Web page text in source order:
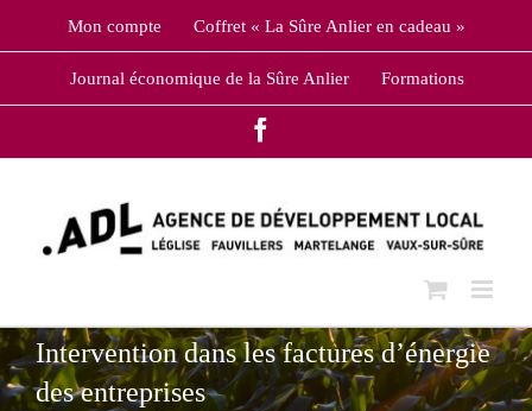
Mon compte Coffret « La Sûre Anlier en cadeau »
Journal économique de la Sûre Anlier Formations
Intervention dans les factures d’énergie
des entreprises